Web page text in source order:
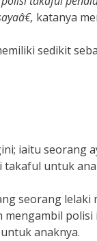
katanya
sedikit
iaitu seorang
untuk
seorang
anaknya.